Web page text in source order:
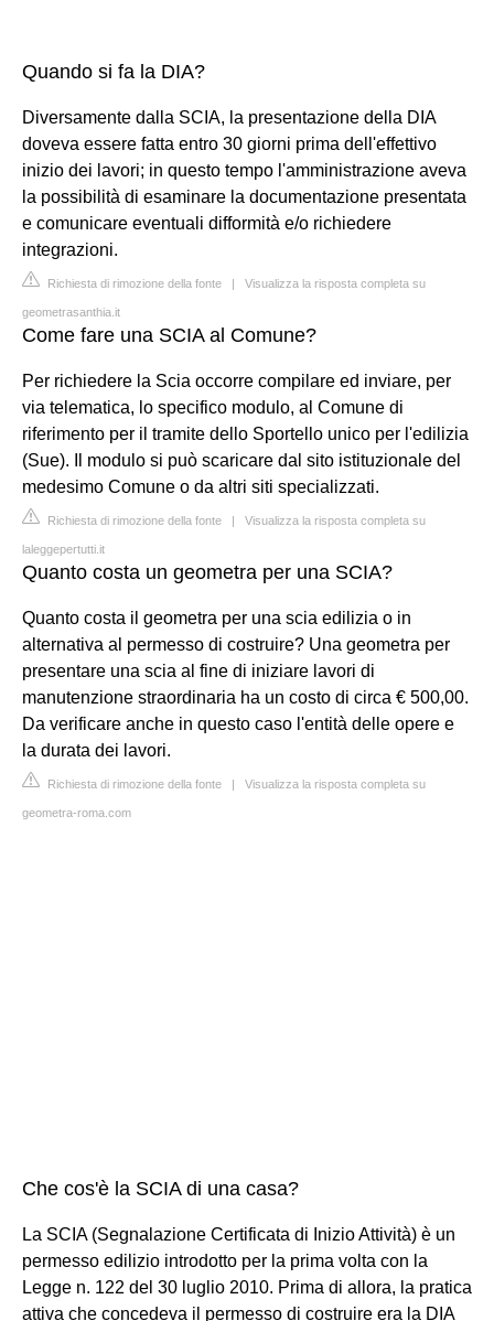
Quando si fa la DIA?
Diversamente dalla SCIA, la presentazione della DIA
doveva essere fatta entro 30 giorni prima dell'effettivo
inizio dei lavori; in questo tempo l'amministrazione aveva
la possibilità di esaminare la documentazione presentata
e comunicare eventuali difformità e/o richiedere
integrazioni.
Richiesta di rimozione della fonte | Visualizza la risposta completa su
geometrasanthia.it
Come fare una SCIA al Comune?
Per richiedere la Scia occorre compilare ed inviare, per
via telematica, lo specifico modulo, al Comune di
riferimento per il tramite dello Sportello unico per l'edilizia
(Sue). Il modulo si può scaricare dal sito istituzionale del
medesimo Comune o da altri siti specializzati.
Richiesta di rimozione della fonte | Visualizza la risposta completa su
laleggepertutti.it
Quanto costa un geometra per una SCIA?
Quanto costa il geometra per una scia edilizia o in
alternativa al permesso di costruire? Una geometra per
presentare una scia al fine di iniziare lavori di
manutenzione straordinaria ha un costo di circa € 500,00.
Da verificare anche in questo caso l'entità delle opere e
la durata dei lavori.
Richiesta di rimozione della fonte | Visualizza la risposta completa su
geometra-roma.com
Che cos'è la SCIA di una casa?
La SCIA (Segnalazione Certificata di Inizio Attività) è un
permesso edilizio introdotto per la prima volta con la
Legge n. 122 del 30 luglio 2010. Prima di allora, la pratica
attiva che concedeva il permesso di costruire era la DIA